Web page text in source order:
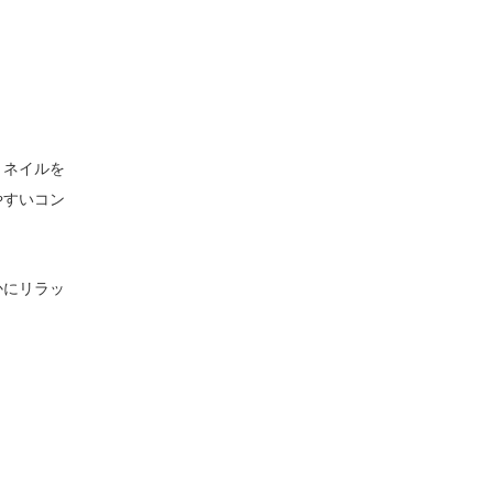
イルを
いコン
リラッ